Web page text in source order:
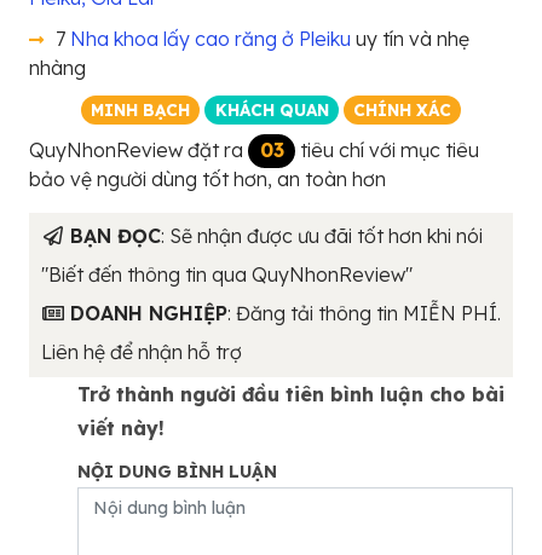
7 Nha khoa lấy cao răng ở Pleiku uy tín và nhẹ
nhàng
MINH BẠCH KHÁCH QUAN CHÍNH XÁC
QuyNhonReview đặt ra 03
tiêu chí với mục tiêu
bảo vệ người dùng tốt hơn, an toàn hơn
BẠN ĐỌC: Sẽ nhận được ưu đãi tốt hơn khi nói
"Biết đến thông tin qua QuyNhonReview"
DOANH NGHIỆP: Đăng tải thông tin MIỄN PHÍ.
Liên hệ để nhận hỗ trợ
Trở thành người đầu tiên bình luận cho bài
viết này!
NỘI DUNG BÌNH LUẬN